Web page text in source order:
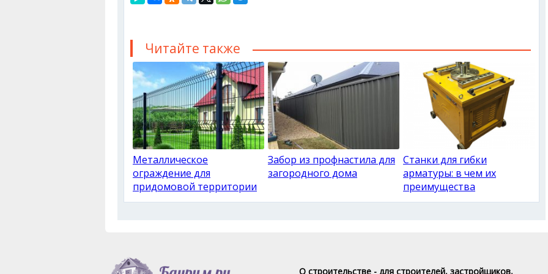
Читайте также
Металлическое
ограждение для
придомовой территории
Забор из профнастила для
загородного дома
Станки для гибки
арматуры: в чем их
преимущества
О строительстве - для строителей, застройщиков,